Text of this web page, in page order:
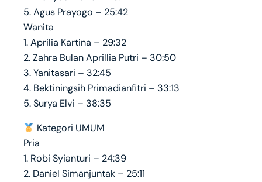
5. Agus Prayogo – 25:42
Wanita
1. Aprilia Kartina – 29:32
2. Zahra Bulan Aprillia Putri – 30:50
3. Yanitasari – 32:45
4. Bektiningsih Primadianfitri – 33:13
5. Surya Elvi – 38:35
Kategori UMUM
Pria
1. Robi Syianturi – 24:39
2. Daniel Simanjuntak – 25:11